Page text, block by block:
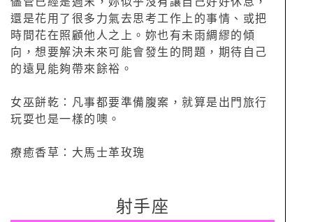
還是花用了很多力氣去思考工作上的事情、或把
時間花在照顧他人之上。妳也有未雨綢繆的傾
向，想要解決未來可能會發生的問題，期待自己
的遠見能夠帶來餘裕。
女巫餅乾：凡事都要準備腹案，就算是出門旅行
玩耍也是一樣的噢。
療癒香草：大馬士革玫瑰
射手座